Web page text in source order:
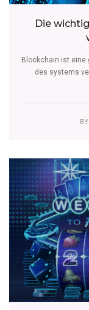
Die
Blockchain ist eine
des systems
BY